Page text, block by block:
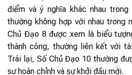
điểm và ý nghĩa khác nhau
thường không hợp với nhau trong
Chủ Đạo 8 được xem là biểu
thành công, thường liên kết với
Trái lại, Số Chủ Đạo 10 thường
sự hoàn chỉnh và sự khởi đầu mới.